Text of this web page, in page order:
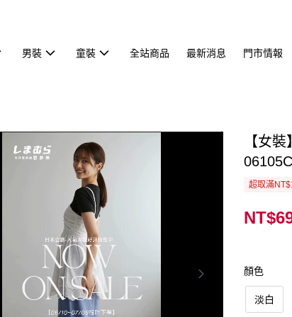
男裝 童裝 全站商品 最新消息 門市情報
【女
超取滿
顏色
淡白